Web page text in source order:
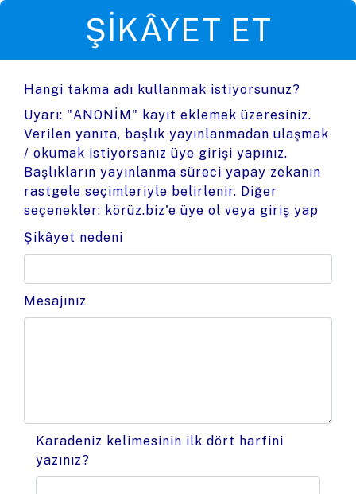
ŞIKÂYET ET
Hangi takma adı kullanmak istiyorsunuz?
Uyarı: "ANONİM" kayıt eklemek üzeresiniz.
Verilen yanıta, başlık yayınlanmadan ulaşmak
/ okumak istiyorsanız üye girişi yapınız.
Başlıkların yayınlanma süreci yapay zekanın
rastgele seçimleriyle belirlenir. Diğer
seçenekler: körüz.biz'e üye ol veya giriş yap
Şikâyet nedeni
Mesajınız
Karadeniz kelimesinin ilk dört harfini
yazınız?